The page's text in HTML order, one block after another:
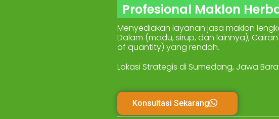
Profesional Maklon
Menyediakan layanan jasa maklon
Dalam (madu, sirup, dan lainnya),
of quantity) yang rendah.
Lokasi Strategis di Sumedang, Jawa
Konsultasi Sekarang